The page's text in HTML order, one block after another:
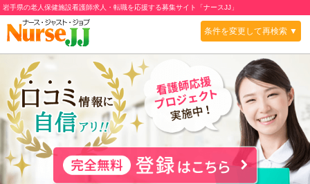
岩手県の老人保健施設看護師求人・転職を応援する募集サイト「ナースJJ」
条件を変更して再検索 ▼